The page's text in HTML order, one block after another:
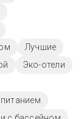
Лучшие
Эко-отели